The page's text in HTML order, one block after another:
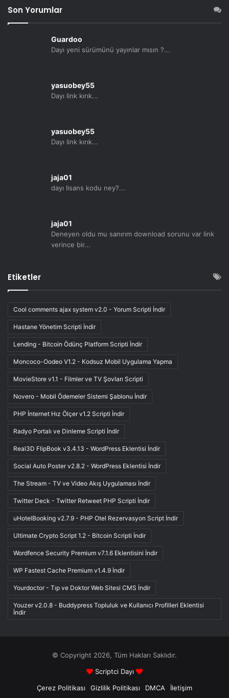
Son Yorumlar
Guardoo
Dayı yeni sürümünü yayınlar mısın ?...
yasuobey55
Dayı link kırık...
yasuobey55
Dayı link kırık...
jaja01
dayı lisans kodu ney?...
jaja01
Deneyen oldu mu sanırım download sorunu var link
verince bir...
Etiketler
Cool comments ajax system v2.0 - Yorum Scripti İndir
Hastane Yönetim Scripti İndir
Lending - Bitcoin Ödünç Platform Scripti İndir
Moncoco-Oodeo V1.2 - Kodsuz Mobil Uygulama Yapma
MovieStore v1.1 - Filmler ve TV Şovları Scripti
Novero - Mobil Ödemeler Sistemi Şablonu İndir
PHP İnternet Hız Ölçer v1.2 Scripti İndir
Radyo Portalı ve Dinleme Scripti İndir
Real3D FlipBook v3.4.13 - WordPress Eklentisi İndir
Social Auto Poster v2.8.2 - WordPress Eklentisi İndir
The Stream - TV ve Video Akış Uygulaması İndir
Twitter Deck - Twitter Retweet PHP Scripti İndir
uHotelBooking v2.7.9 - PHP Otel Rezervasyon Script İndir
Ultimate Crypto Script 1.2 - Bitcoin Scripti İndir
Wordfence Security Premium v7.1.6 Eklentisini İndir
WP Fastest Cache Premium v1.4.9 İndir
Yourdoctor - Tıp ve Doktor Web Sitesi CMS İndir
Youzer v2.0.8 - Buddypress Topluluk ve Kullanıcı Profilleri Eklentisi
İndir
© Copyright 2026, Tüm Hakları Saklıdır.
Scriptci Dayı
Çerez Politikası
Gizlilik Politikası DMCA İletişim